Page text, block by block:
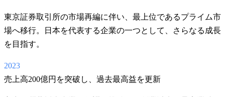
東京証券取引所の市場再編に伴い、最上位であるプライム市
場へ移行。日本を代表する企業の一つとして、さらなる成長
を目指す。
2023
売上高200億円を突破し、過去最高益を更新